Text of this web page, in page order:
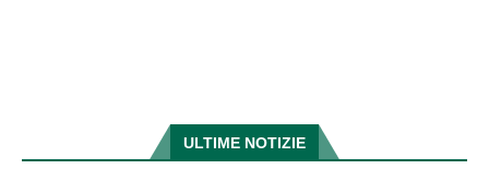
ULTIME NOTIZIE